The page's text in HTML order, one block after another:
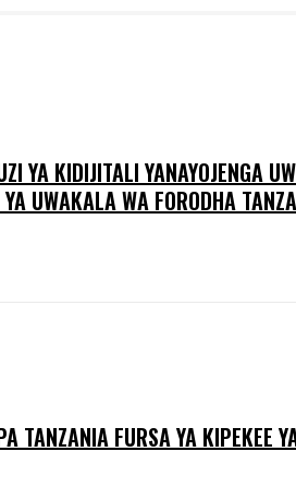
YA KIDIJITALI YANAYOJENGA
UWAKALA WA FORODHA
TANZANIA FURSA YA KIPEKEE